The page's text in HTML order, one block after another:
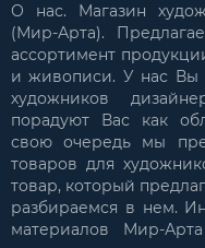
О нас. Магазин
(Мир-Арта).
ассортимент
и живописи. У нас Вы
художников
порадуют Вас как
свою очередь мы
товаров для
товар, который
разбираемся в нем.
материалов Мир-